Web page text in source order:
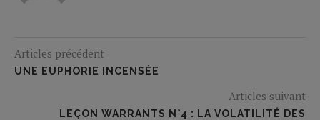
Articles précédent
UNE EUPHORIE INCENSÉE
Articles suivant
LEÇON WARRANTS N°4 : LA VOLATILITÉ DES